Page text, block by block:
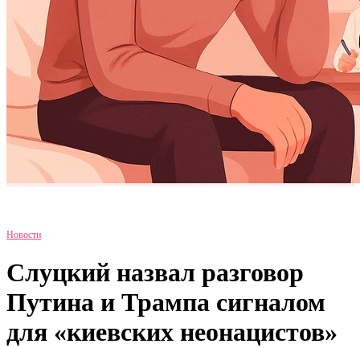
Новости
Слуцкий назвал разговор
Путина и Трампа сигналом
для «киевских неонацистов»